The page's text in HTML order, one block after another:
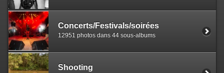
Concerts/Festivals/soirées
12951 photos dans 44 sous-albums
Shooting